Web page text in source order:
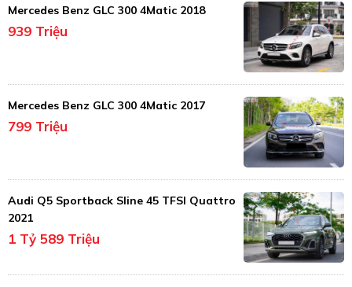
Mercedes Benz GLC 300 4Matic 2018
939 Triệu
Mercedes Benz GLC 300 4Matic 2017
799 Triệu
Audi Q5 Sportback Sline 45 TFSI Quattro
2021
1 Tỷ 589 Triệu